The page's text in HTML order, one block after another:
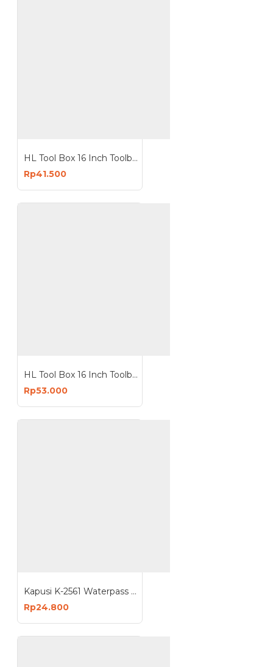
HL Tool Box 16 Inch Toolbox 16Inchx10
Rp41.500
HL Tool Box 16 Inch Toolbox 16Inchx25
Rp53.000
Kapusi K-2561 Waterpass 9 Inch Mini Torpedo Magnet
Rp24.800